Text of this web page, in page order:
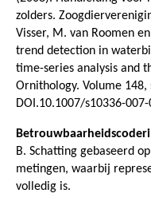
zolders.
Visser, M. van Roomen
trend detection in
time-series analysis and
Ornithology. Volume
DOI.10.1007/s10336-
B. Schatting gebaseerd
metingen, waarbij
volledig is.